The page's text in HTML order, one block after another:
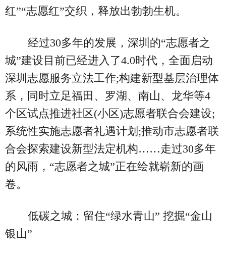
红”“志愿红”交织，释放出勃勃生机。
经过30多年的发展，深圳的“志愿者之
城”建设目前已经进入了4.0时代，全面启动
深圳志愿服务立法工作;构建新型基层治理体
系，同时立足福田、罗湖、南山、龙华等4
个区试点推进社区(小区)志愿者联合会建设;
系统性实施志愿者礼遇计划;推动市志愿者联
合会探索建设新型法定机构……走过30多年
的风雨，“志愿者之城”正在绘就崭新的画
卷。
低碳之城：留住“绿水青山” 挖掘“金山
银山”